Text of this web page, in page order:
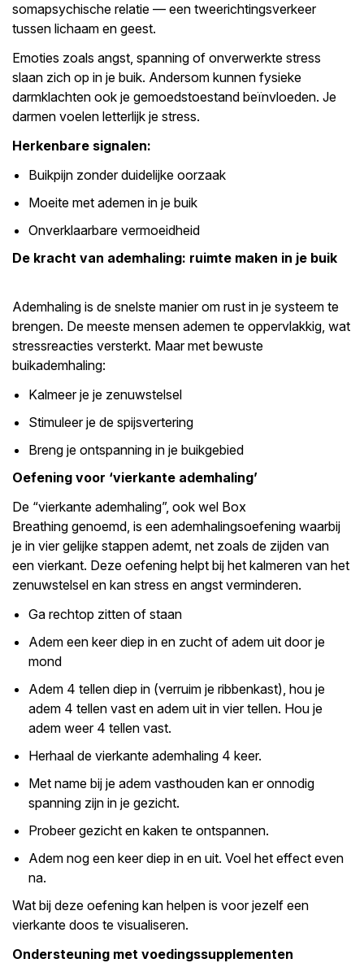
somapsychische relatie — een tweerichtingsverkeer
tussen lichaam en geest.
Emoties zoals angst, spanning of onverwerkte stress
slaan zich op in je buik. Andersom kunnen fysieke
darmklachten ook je gemoedstoestand beïnvloeden. Je
darmen voelen letterlijk je stress.
Herkenbare signalen:
Buikpijn zonder duidelijke oorzaak
Moeite met ademen in je buik
Onverklaarbare vermoeidheid
De kracht van ademhaling: ruimte maken in je buik
Ademhaling is de snelste manier om rust in je systeem te
brengen. De meeste mensen ademen te oppervlakkig, wat
stressreacties versterkt. Maar met bewuste
buikademhaling:
Kalmeer je je zenuwstelsel
Stimuleer je de spijsvertering
Breng je ontspanning in je buikgebied
Oefening voor ‘vierkante ademhaling’
De “vierkante ademhaling”, ook wel Box
Breathing genoemd, is een ademhalingsoefening waarbij
je in vier gelijke stappen ademt, net zoals de zijden van
een vierkant. Deze oefening helpt bij het kalmeren van het
zenuwstelsel en kan stress en angst verminderen.
Ga rechtop zitten of staan
Adem een keer diep in en zucht of adem uit door je
mond
Adem 4 tellen diep in (verruim je ribbenkast), hou je
adem 4 tellen vast en adem uit in vier tellen. Hou je
adem weer 4 tellen vast.
Herhaal de vierkante ademhaling 4 keer.
Met name bij je adem vasthouden kan er onnodig
spanning zijn in je gezicht.
Probeer gezicht en kaken te ontspannen.
Adem nog een keer diep in en uit. Voel het effect even
na.
Wat bij deze oefening kan helpen is voor jezelf een
vierkante doos te visualiseren.
Ondersteuning met voedingssupplementen